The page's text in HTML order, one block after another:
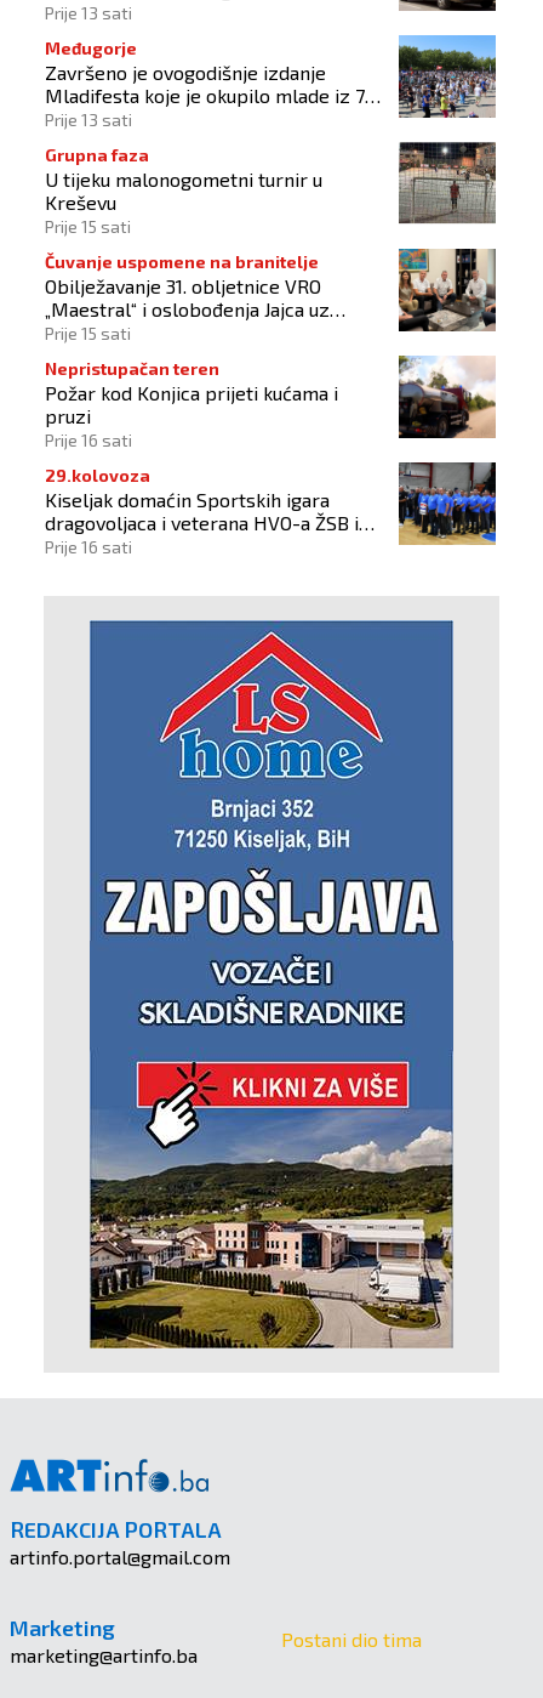
Prije 13 sati
Međugorje
Završeno je ovogodišnje izdanje
Mladifesta koje je okupilo mlade iz 73
zemlje svijeta
Prije 13 sati
Grupna faza
U tijeku malonogometni turnir u
Kreševu
Prije 15 sati
Čuvanje uspomene na branitelje
Obilježavanje 31. obljetnice VRO
„Maestral“ i oslobođenja Jajca uz
pokroviteljstvo HNS-a BiH
Prije 15 sati
Nepristupačan teren
Požar kod Konjica prijeti kućama i
pruzi
Prije 16 sati
29.kolovoza
Kiseljak domaćin Sportskih igara
dragovoljaca i veterana HVO-a ŽSB i
Dana branitelja
Prije 16 sati
REDAKCIJA PORTALA
artinfo.portal@gmail.com
Marketing
marketing@artinfo.ba
Postani dio tima